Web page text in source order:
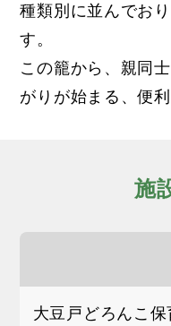
種類別に並んでお
す。
この籠から、親同
がりが始まる、便
施
大豆戸どろんこ保